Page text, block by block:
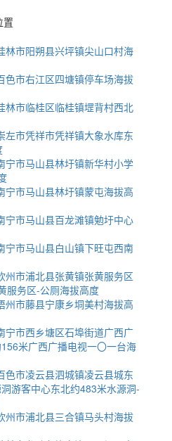
置
林市阳朔县兴坪镇尖山口村海
色市右江区四塘镇停车场海拔
林市临桂区临桂镇堽背村西北
左市凭祥市凭祥镇大象水库东
宁市马山县林圩镇新华村小学
宁市马山县林圩镇蒙屯海拔高
宁市马山县百龙滩镇勉圩中心
宁市马山县白山镇下旺屯西南
州市浦北县张黄镇张黄服务区
服务区-公厕海拔高度
州市藤县宁康乡垌美村海拔高
宁市西乡塘区石埠街道广西广
米广西广播电视一〇一台海
色市凌云县泗城镇凌云县城东
游客中心东北约483米水源洞-
州市浦北县三合镇马头村海拔